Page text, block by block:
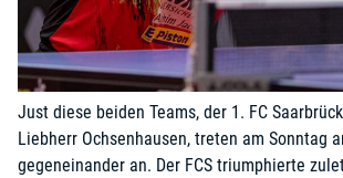
Just diese beiden Teams, der 1. FC
Liebherr Ochsenhausen, treten am Sonntag
gegeneinander an. Der FCS triumphierte